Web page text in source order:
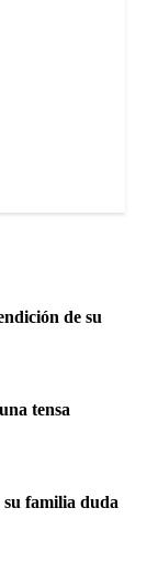
de su
tensa
su familia duda